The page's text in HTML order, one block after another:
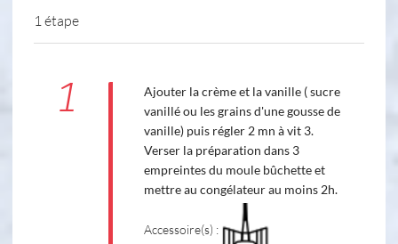
1 étape
1
Ajouter la crème et la vanille ( sucre
vanillé ou les grains d'une gousse de
vanille) puis régler 2 mn à vit 3.
Verser la préparation dans 3
empreintes du moule bûchette et
mettre au congélateur au moins 2h.
Accessoire(s) :